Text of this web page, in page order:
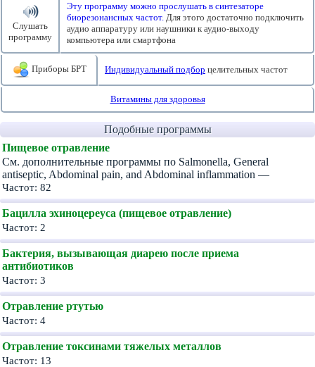
Слушать
программу
Эту программу можно прослушать в синтезаторе
биорезонансных частот. Для этого достаточно подключить
аудио аппаратуру или наушники к аудио-выходу
компьютера или смартфона
Приборы БРТ Индивидуальный подбор целительных частот
Витамины для здоровья
Подобные программы
Пищевое отравление
См. дополнительные программы по Salmonella, General
antiseptic, Abdominal pain, and Abdominal inflammation —
Частот: 82
Бацилла эхиноцереуса (пищевое отравление)
Частот: 2
Бактерия, вызывающая диарею после приема
антибиотиков
Частот: 3
Отравление ртутью
Частот: 4
Отравление токсинами тяжелых металлов
Частот: 13